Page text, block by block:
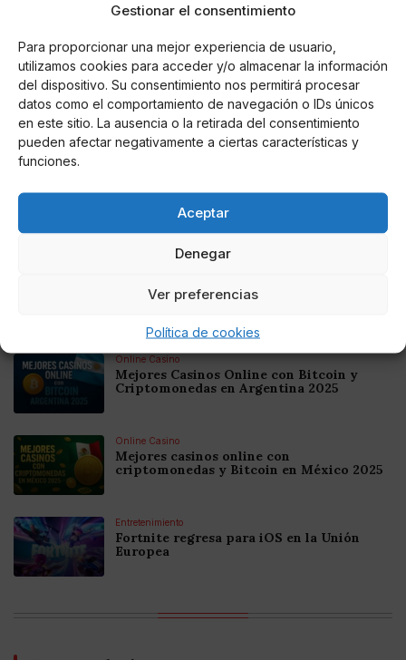
Gestionar el consentimiento
Para proporcionar una mejor experiencia de usuario,
utilizamos cookies para acceder y/o almacenar la información
del dispositivo. Su consentimiento nos permitirá procesar
datos como el comportamiento de navegación o IDs únicos
en este sitio. La ausencia o la retirada del consentimiento
pueden afectar negativamente a ciertas características y
funciones.
Aceptar
Denegar
Ver preferencias
Política de cookies
críticas contra el Gobierno y contra la propia ANC.
AUTOR
Noticias relacionadas
Mejores Cripto Casinos Online en
Colombia 2025: Bitcoin Casinos
Online Casino
Mejores Casinos Online con Bitcoin y
Criptomonedas en Argentina 2025
Online Casino
Mejores casinos online con
criptomonedas y Bitcoin en México 2025
Entretenimiento
Fortnite regresa para iOS en la Unión
Europea